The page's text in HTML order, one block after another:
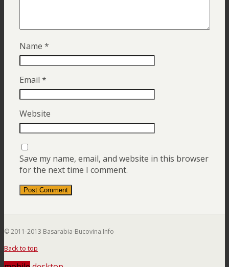
Name *
Email *
Website
Save my name, email, and website in this browser
for the next time I comment.
© 2011-2013 Basarabia-Bucovina.Info
Back to top